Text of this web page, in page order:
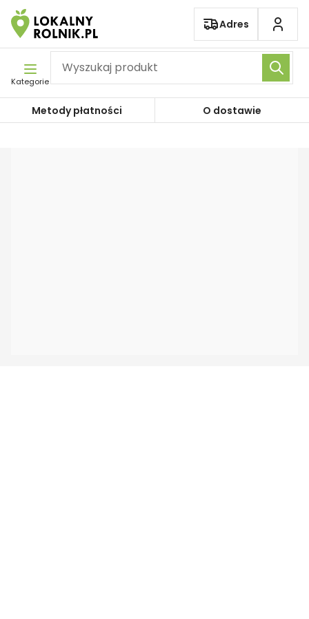
Pomiń nawigację
Adres
Kategorie
Metody płatności O dostawie